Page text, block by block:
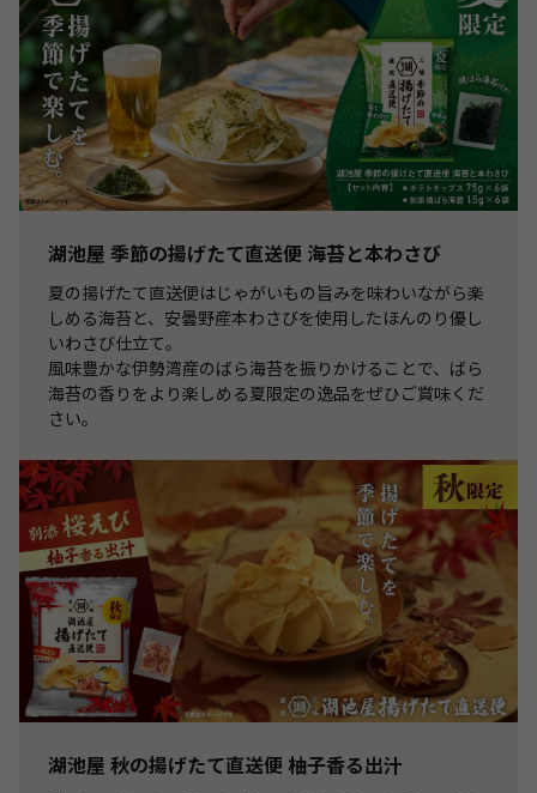
湖池屋 季節の揚げたて直送便 海苔と本わさび
夏の揚げたて直送便はじゃがいもの旨みを味わいながら楽
しめる海苔と、安曇野産本わさびを使用したほんのり優し
いわさび仕立て。
風味豊かな伊勢湾産のばら海苔を振りかけることで、ばら
海苔の香りをより楽しめる夏限定の逸品をぜひご賞味くだ
さい。
湖池屋 秋の揚げたて直送便 柚子香る出汁